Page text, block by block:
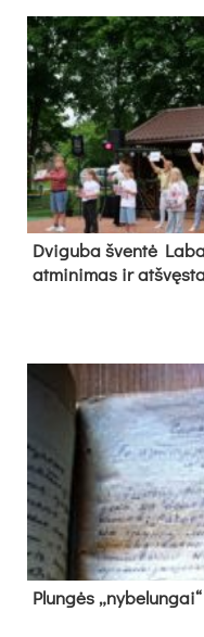
Dvi­gu­ba šven­tė
at­mi­ni­mas ir
Plun­gės „ny­be­lun­gai“